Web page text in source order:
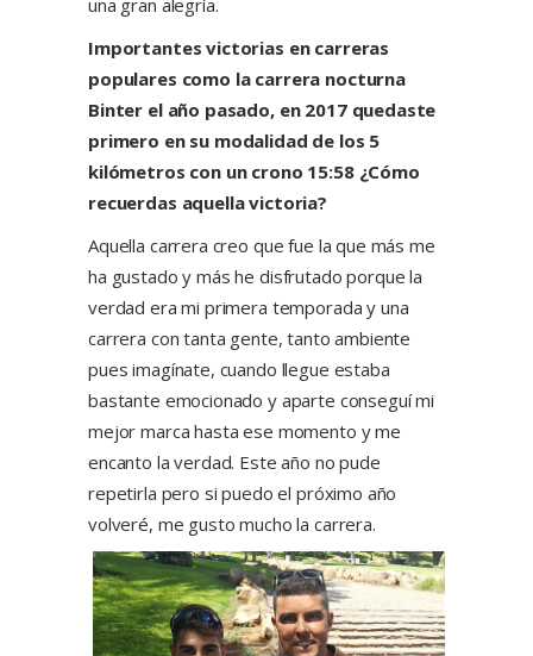
Importantes victorias en carreras
populares como la carrera nocturna
Binter el año pasado, en 2017 quedaste
primero en su modalidad de los 5
kilómetros con un crono 15:58 ¿Cómo
recuerdas aquella victoria?
Aquella carrera creo que fue la que más me
ha gustado y más he disfrutado porque la
verdad era mi primera temporada y una
carrera con tanta gente, tanto ambiente
pues imagínate, cuando llegue estaba
bastante emocionado y aparte conseguí mi
mejor marca hasta ese momento y me
encanto la verdad. Este año no pude
repetirla pero si puedo el próximo año
volveré, me gusto mucho la carrera.